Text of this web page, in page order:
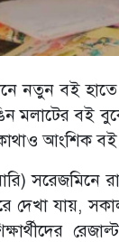
নতুন বই হাতে
মলাটের বই
কোথাও আংশিক
সরেজমিনে
দেখা যায়,